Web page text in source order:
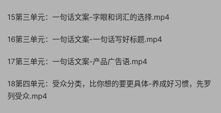
15第三单元：一句话文案-字眼和词汇的选择.mp4
16第三单元：一句话文案-一句话写好标题.mp4
17第三单元：一句话文案-产品广告语.mp4
18第四单元：受众分类，比你想的要更具体-养成好习惯，先罗
列受众.mp4